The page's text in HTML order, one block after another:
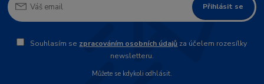
Přihlásit se
Souhlasím se zpracováním osobních údajů za účelem rozesílky
newsletteru.
Můžete se kdykoli odhlásit.